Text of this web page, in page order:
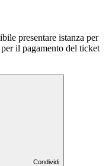
presentare istanza per
il pagamento del ticket
Condividi